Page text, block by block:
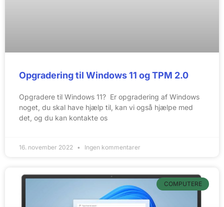
Opgradering til Windows 11 og TPM 2.0
Opgradere til Windows 11? Er opgradering af Windows
noget, du skal have hjælp til, kan vi også hjælpe med
det, og du kan kontakte os
16. november 2022 Ingen kommentarer
COMPUTERE